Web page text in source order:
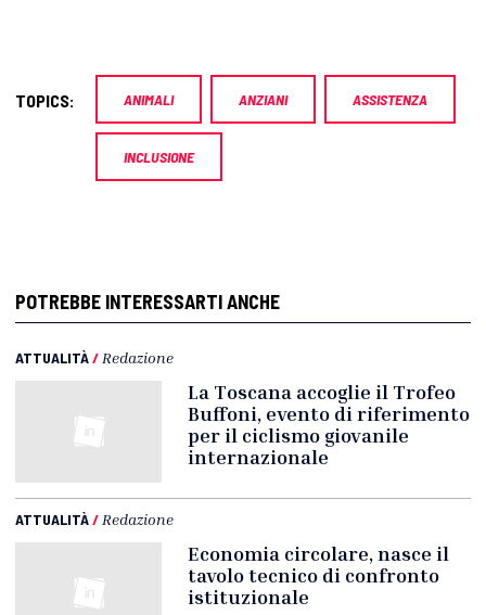
TOPICS: ANIMALI ANZIANI ASSISTENZA
INCLUSIONE
POTREBBE INTERESSARTI ANCHE
ATTUALITÀ/ Redazione
La Toscana accoglie il Trofeo
Buffoni, evento di riferimento
per il ciclismo giovanile
internazionale
ATTUALITÀ/ Redazione
Economia circolare, nasce il
tavolo tecnico di confronto
istituzionale